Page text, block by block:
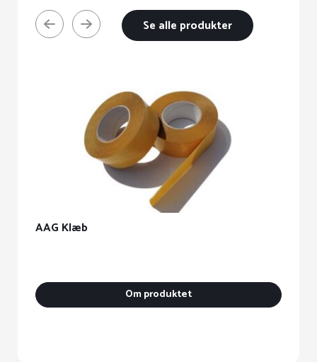
Se alle produkter
AAG Klæb
Om produktet